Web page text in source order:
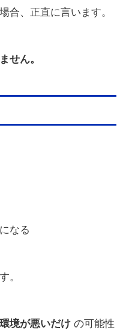
合、正直に言います。
せん。
なる
。
環境が悪いだけ の可能性